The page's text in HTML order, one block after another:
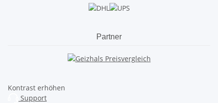
Partner
Kontrast erhöhen
Support